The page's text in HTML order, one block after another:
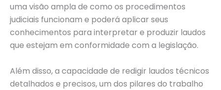
uma visão ampla de como os procedimentos
judiciais funcionam e poderá aplicar seus
conhecimentos para interpretar e produzir laudos
que estejam em conformidade com a legislação.
Além disso, a capacidade de redigir laudos técnicos
detalhados e precisos, um dos pilares do trabalho